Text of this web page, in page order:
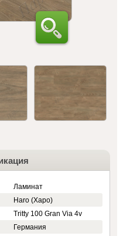
Ламинат
Haro (Харо)
Tritty 100 Gran Via 4v
Германия